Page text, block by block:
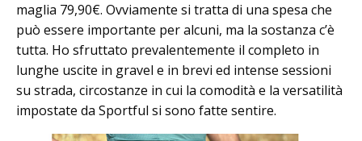
maglia 79,90€. Ovviamente si tratta di una spesa che
può essere importante per alcuni, ma la sostanza c’è
tutta. Ho sfruttato prevalentemente il completo in
lunghe uscite in gravel e in brevi ed intense sessioni
su strada, circostanze in cui la comodità e la versatilità
impostate da Sportful si sono fatte sentire.